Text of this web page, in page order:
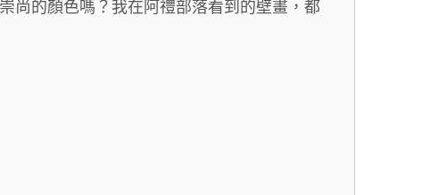
尚的顏色嗎？我在阿禮部落看到的壁畫，都